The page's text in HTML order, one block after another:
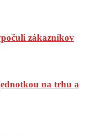
zákazníkov
na trhu a